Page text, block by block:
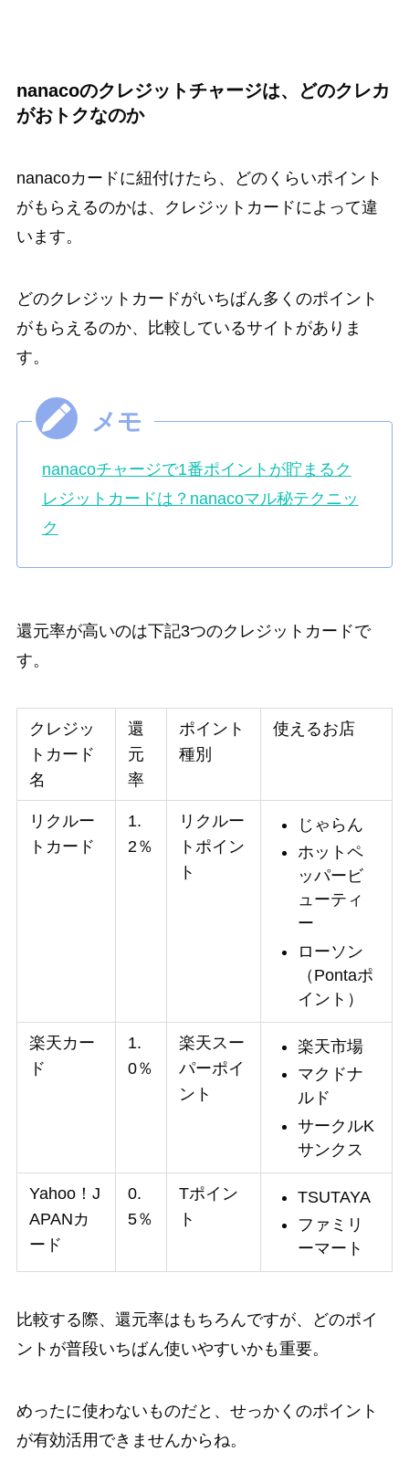
nanacoのクレジットチャージは、どのクレカ
がおトクなのか
nanacoカードに紐付けたら、どのくらいポイント
がもらえるのかは、クレジットカードによって違
います。
どのクレジットカードがいちばん多くのポイント
がもらえるのか、比較しているサイトがありま
す。
nanacoチャージで1番ポイントが貯まるク
レジットカードは？nanacoマル秘テクニッ
ク
還元率が高いのは下記3つのクレジットカードで
す。
クレジッ
トカード
名
還
元
率
ポイント
種別
使えるお店
リクルー
トカード
1.
2％
リクルー
トポイン
ト
じゃらん
ホットペ
ッパービ
ューティ
ー
ローソン
（Pontaポ
イント）
楽天カー
ド
1.
0％
楽天スー
パーポイ
ント
楽天市場
マクドナ
ルド
サークルK
サンクス
Yahoo！J
APANカ
ード
0.
5％
Tポイン
ト
TSUTAYA
ファミリ
ーマート
比較する際、還元率はもちろんですが、どのポイ
ントが普段いちばん使いやすいかも重要。
めったに使わないものだと、せっかくのポイント
が有効活用できませんからね。